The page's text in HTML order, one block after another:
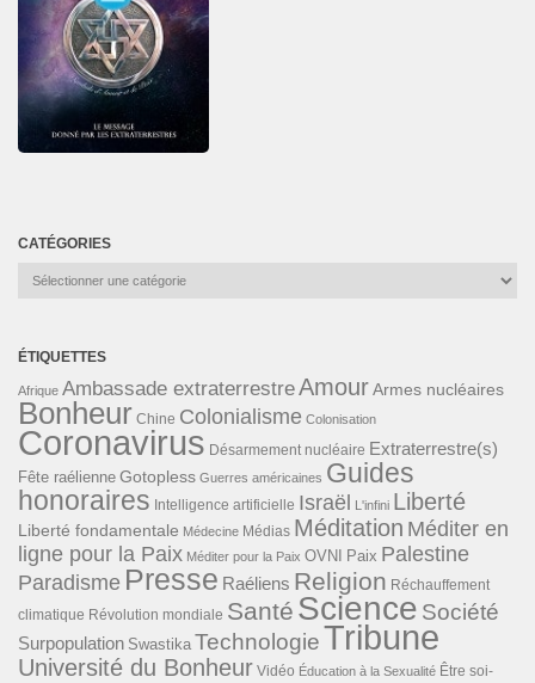
CATÉGORIES
Catégories
ÉTIQUETTES
Afrique Ambassade extraterrestreAmourArmes nucléaires
Bonheur Chine Colonialisme Colonisation
Coronavirus Désarmement nucléaire Extraterrestre(s)
Fête raélienne Gotopless Guerres américaines Guides
honoraires Intelligence artificielle Israël L'infini Liberté
Liberté fondamentale Médecine Médias Méditation Méditer en
ligne pour la Paix Méditer pour la Paix OVNI Paix Palestine
Paradisme Presse Raéliens Religion Réchauffement
climatique Révolution mondiale Santé Science Société
Surpopulation Swastika TechnologieTribune
Université du Bonheur Vidéo Éducation à la Sexualité Être soi-